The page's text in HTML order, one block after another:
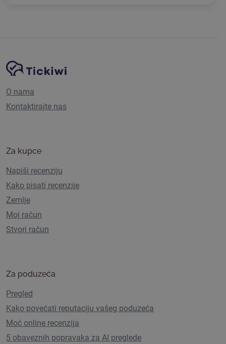
Navigacija stranice
Tickiwi platforma
O nama
Kontaktirajte nas
Za kupce
Napiši recenziju
Kako pisati recenzije
Zemlje
Moj račun
Stvori račun
Za poduzeća
Pregled
Kako povećati reputaciju vašeg poduzeća
Moć online recenzija
5 obaveznih popravaka za AI preglede